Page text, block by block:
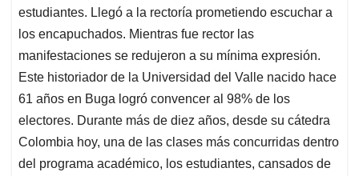
estudiantes. Llegó a la rectoría prometiendo escuchar a
los encapuchados. Mientras fue rector las
manifestaciones se redujeron a su mínima expresión.
Este historiador de la Universidad del Valle nacido hace
61 años en Buga logró convencer al 98% de los
electores. Durante más de diez años, desde su cátedra
Colombia hoy, una de las clases más concurridas dentro
del programa académico, los estudiantes, cansados de